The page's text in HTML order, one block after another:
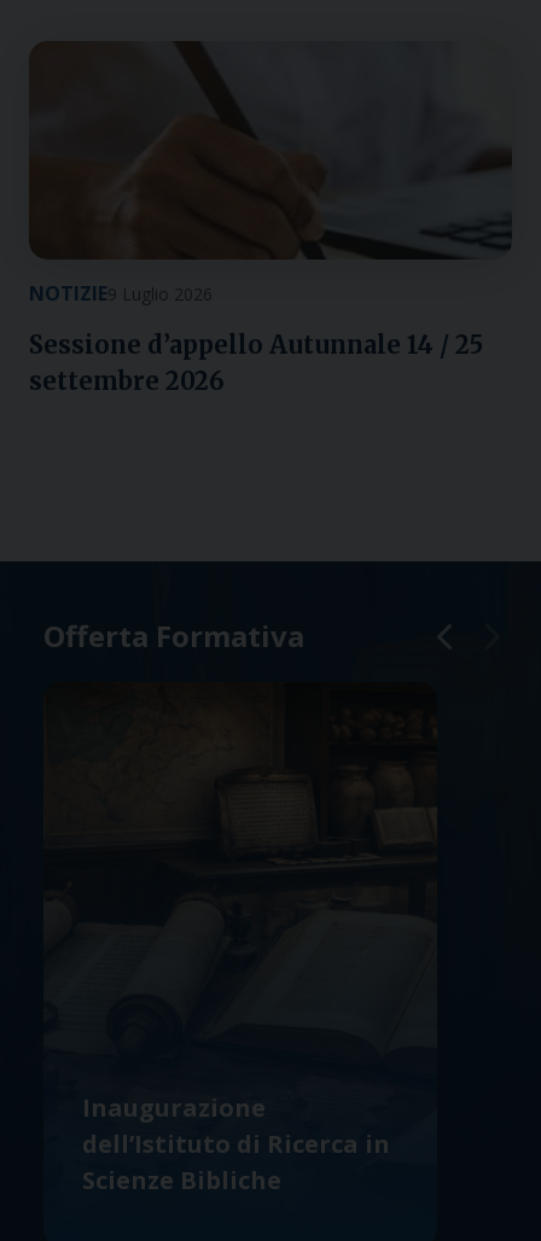
NOTIZIE9 Luglio 2026
Sessione d’appello Autunnale 14 / 25
settembre 2026
Offerta Formativa
Inaugurazione
dell’Istituto di Ricerca in
Scienze Bibliche